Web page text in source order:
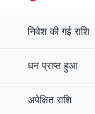
निवेश की गई राशि
धन प्राप्त हुआ
अपेक्षित राशि